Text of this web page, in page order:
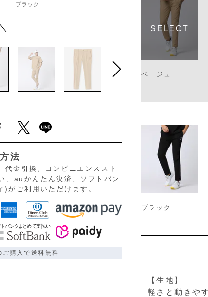
ベージュ
ブラック
【生地】
軽さと動きや
ブラック
法
金引換、コンビニエンススト
、auかんたん決済、ソフトバン
がご利用いただけます。
購入で送料無料